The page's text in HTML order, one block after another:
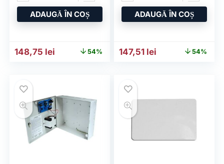
ADAUGĂ ÎN COȘ
Prețul inițial a fost: 323,54 lei.
148,75 lei Prețul curent este: 148,75 lei.
54%
ADAUGĂ ÎN COȘ
Prețul inițial a fost:
147,51 lei Prețul curent
54%